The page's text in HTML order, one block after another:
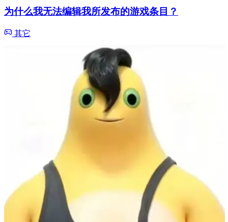
为什么我无法编辑我所发布的游戏条目？
其它